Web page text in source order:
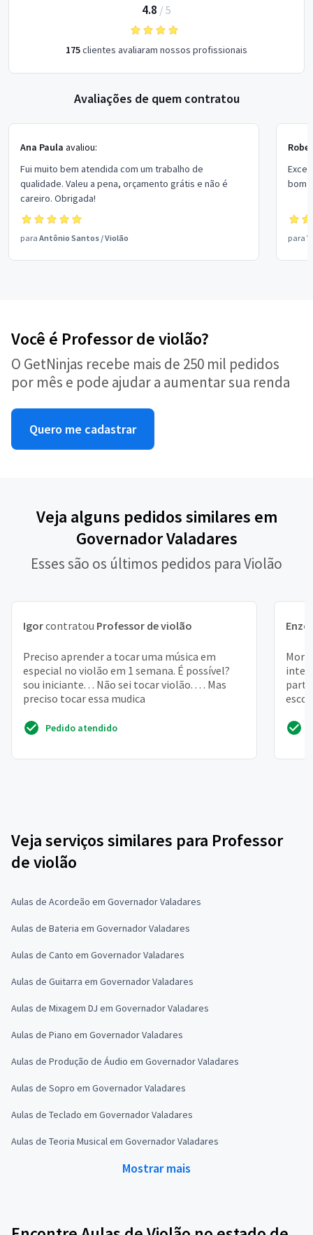
4.8 / 5
175clientes avaliaram nossos profissionais
Avaliações de quem contratou
Ana Paula avaliou:
Fui muito bem atendida com um trabalho de
qualidade. Valeu a pena, orçamento grátis e não é
careiro. Obrigada!
para Antônio Santos /Violão
bom
para
Você é Professor de violão?
O GetNinjas recebe mais de 250 mil pedidos
por mês e pode ajudar a aumentar sua renda
Quero me cadastrar
Veja alguns pedidos similares em
Governador Valadares
Esses são os últimos pedidos para Violão
Igorcontratou Professor de violão
Preciso aprender a tocar uma música em
especial no violão em 1 semana. É possível?
sou iniciante. . . Não sei tocar violão. . . . Mas
preciso tocar essa mudica
Pedido atendido
Enzo
Veja serviços similares para Professor
de violão
Aulas de Acordeão em Governador Valadares
Aulas de Bateria em Governador Valadares
Aulas de Canto em Governador Valadares
Aulas de Guitarra em Governador Valadares
Aulas de Mixagem DJ em Governador Valadares
Aulas de Piano em Governador Valadares
Aulas de Produção de Áudio em Governador Valadares
Aulas de Sopro em Governador Valadares
Aulas de Teclado em Governador Valadares
Aulas de Teoria Musical em Governador Valadares
Mostrar mais